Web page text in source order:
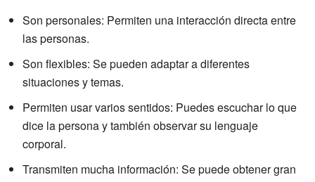
Son personales: Permiten una interacción directa entre
las personas.
Son flexibles: Se pueden adaptar a diferentes
situaciones y temas.
Permiten usar varios sentidos: Puedes escuchar lo que
dice la persona y también observar su lenguaje
corporal.
Transmiten mucha información: Se puede obtener gran